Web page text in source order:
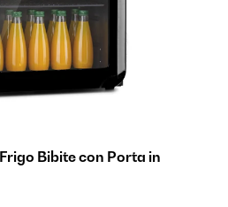
Bibite con Porta in